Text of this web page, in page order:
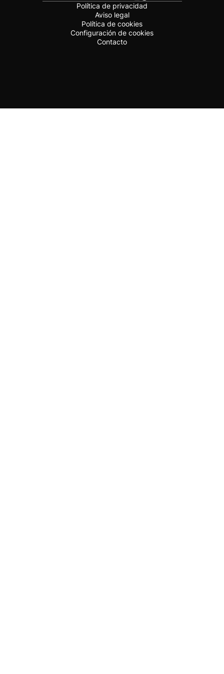
Política de privacidad
Aviso legal
Política de cookies
Configuración de cookies
Contacto